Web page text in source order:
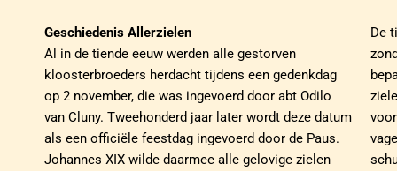
Geschiedenis Allerzielen
Al in de tiende eeuw werden alle gestorven
kloosterbroeders herdacht tijdens een gedenkdag
op 2 november, die was ingevoerd door abt Odilo
van Cluny. Tweehonderd jaar later wordt deze datum
als een officiële feestdag ingevoerd door de Paus.
Johannes XIX wilde daarmee alle gelovige zielen
De